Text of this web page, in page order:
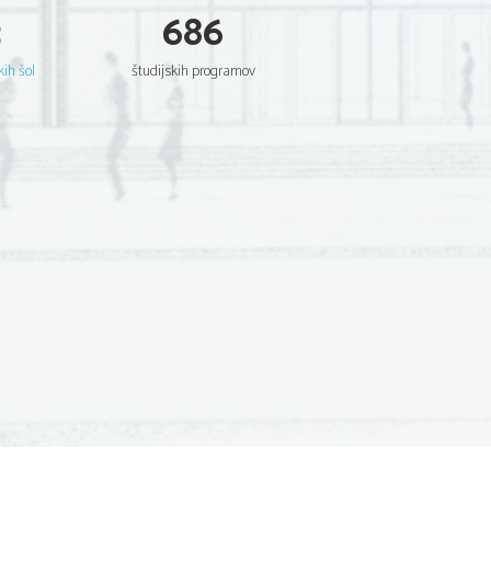
šol
686
študijskih programov